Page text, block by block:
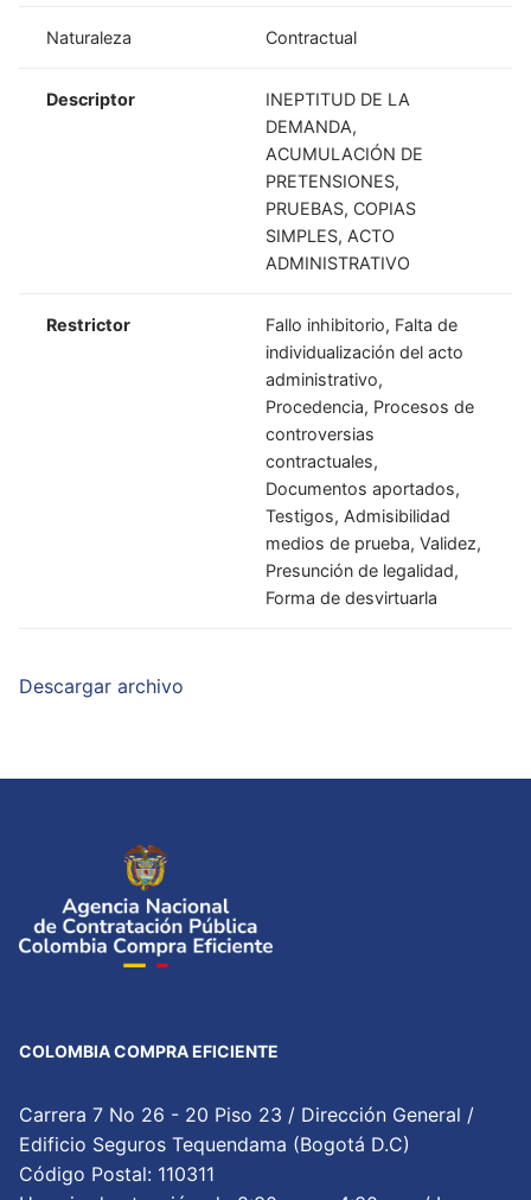
Naturaleza Contractual
Descriptor
INEPTITUD DE LA
DEMANDA,
ACUMULACIÓN DE
PRETENSIONES,
PRUEBAS, COPIAS
SIMPLES, ACTO
ADMINISTRATIVO
Restrictor
Fallo inhibitorio, Falta de
individualización del acto
administrativo,
Procedencia, Procesos de
controversias
contractuales,
Documentos aportados,
Testigos, Admisibilidad
medios de prueba, Validez,
Presunción de legalidad,
Forma de desvirtuarla
Descargar archivo
COLOMBIA COMPRA EFICIENTE
Carrera 7 No 26 - 20 Piso 23 / Dirección General /
Edificio Seguros Tequendama (Bogotá D.C)
Código Postal: 110311